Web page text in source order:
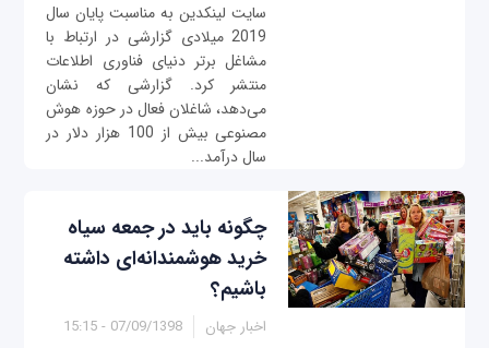
سایت لینکدین به مناسبت پایان سال
2019 میلادی گزارشی در ارتباط با
مشاغل برتر دنیای فناوری اطلاعات
منتشر کرد. گزارشی که نشان
می‌دهد، شاغلان فعال در حوزه هوش
مصنوعی بیش از 100 هزار دلار در
سال درآمد...
چگونه باید در جمعه سیاه
خرید هوشمندانه‌ای داشته
باشیم؟
اخبار جهان 07/09/1398 - 15:15